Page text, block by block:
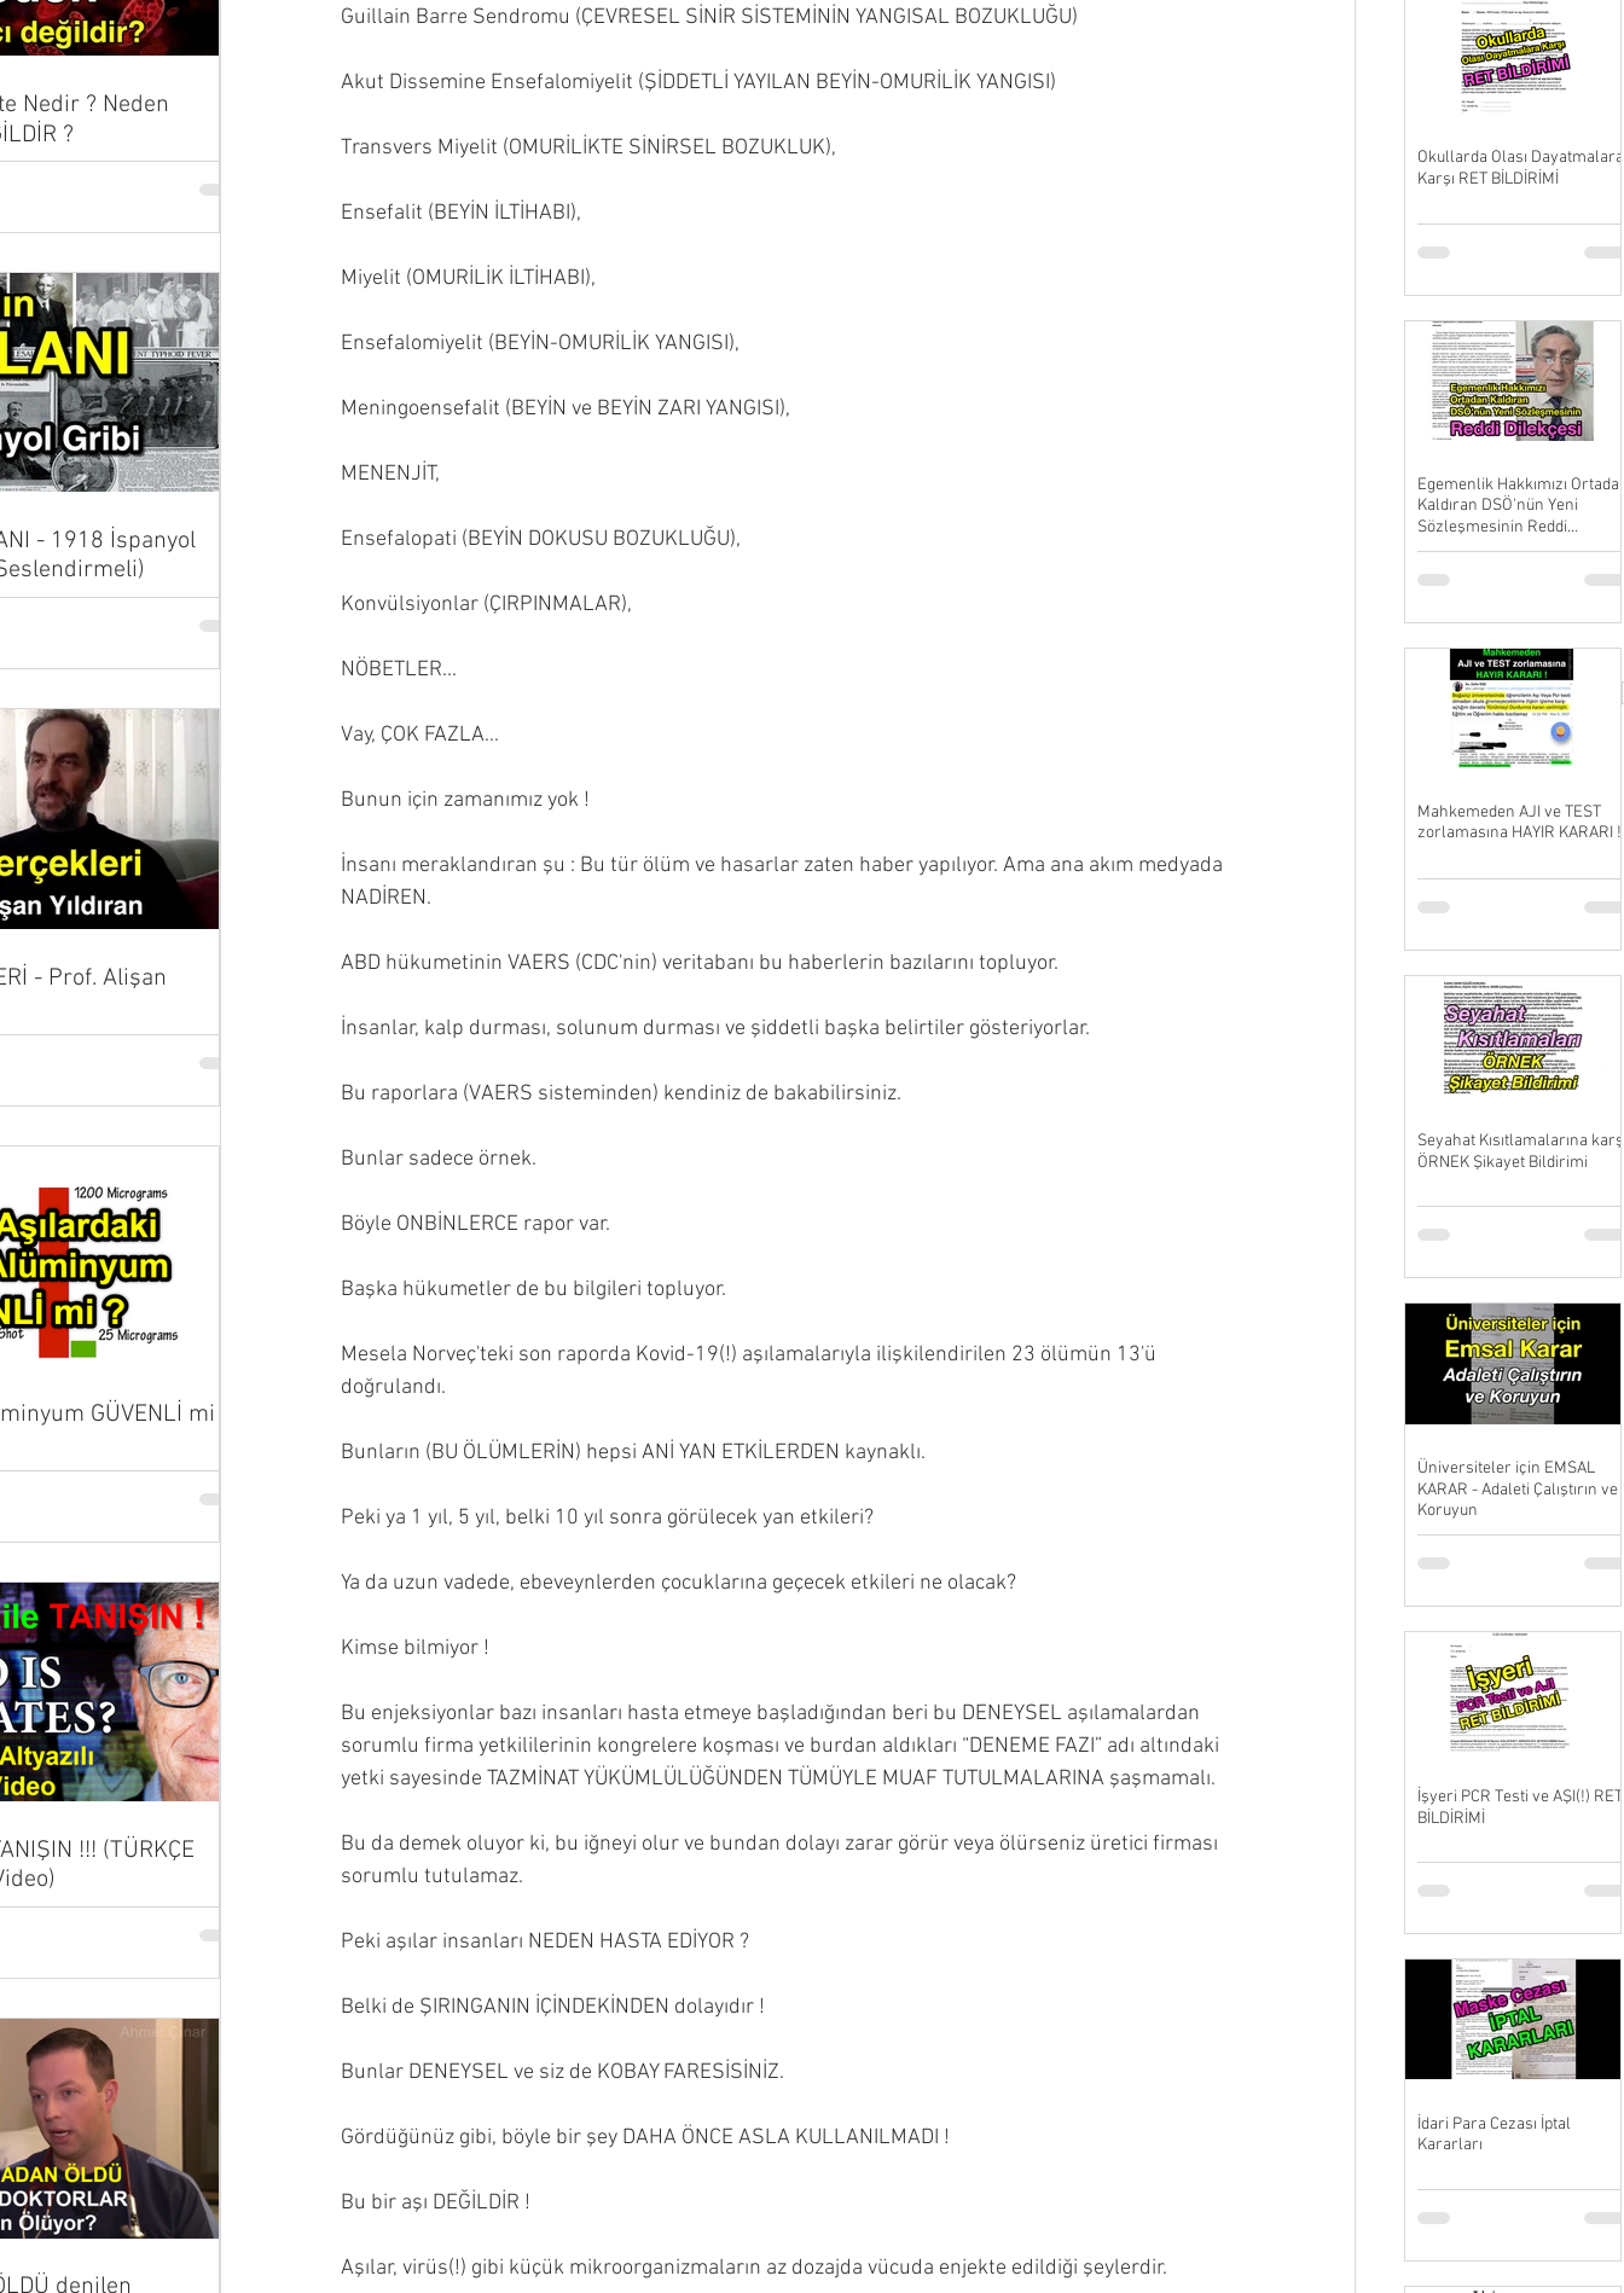
Guillain Barre Sendromu (ÇEVRESEL SİNİR SİSTEMİNİN YANGISAL BOZUKLUĞU)
Akut Dissemine Ensefalomiyelit (ŞİDDETLİ YAYILAN BEYİN-OMURİLİK YANGISI)
Transvers Miyelit (OMURİLİKTE SİNİRSEL BOZUKLUK),
Ensefalit (BEYİN İLTİHABI),
Miyelit (OMURİLİK İLTİHABI),
Ensefalomiyelit (BEYİN-OMURİLİK YANGISI),
Meningoensefalit (BEYİN ve BEYİN ZARI YANGISI),
MENENJİT,
Ensefalopati (BEYİN DOKUSU BOZUKLUĞU),
Konvülsiyonlar (ÇIRPINMALAR),
NÖBETLER...
Vay, ÇOK FAZLA...
Bunun için zamanımız yok !
İnsanı meraklandıran şu : Bu tür ölüm ve hasarlar zaten haber yapılıyor. Ama ana akım medyada
NADİREN.
ABD hükumetinin VAERS (CDC'nin) veritabanı bu haberlerin bazılarını topluyor.
İnsanlar, kalp durması, solunum durması ve şiddetli başka belirtiler gösteriyorlar.
Bu raporlara (VAERS sisteminden) kendiniz de bakabilirsiniz.
Bunlar sadece örnek.
Böyle ONBİNLERCE rapor var.
Başka hükumetler de bu bilgileri topluyor.
Mesela Norveç'teki son raporda Kovid-19(!) aşılamalarıyla ilişkilendirilen 23 ölümün 13'ü
doğrulandı.
Bunların (BU ÖLÜMLERİN) hepsi ANİ YAN ETKİLERDEN kaynaklı.
Peki ya 1 yıl, 5 yıl, belki 10 yıl sonra görülecek yan etkileri?
Ya da uzun vadede, ebeveynlerden çocuklarına geçecek etkileri ne olacak?
Kimse bilmiyor !
Bu enjeksiyonlar bazı insanları hasta etmeye başladığından beri bu DENEYSEL aşılamalardan
sorumlu firma yetkililerinin kongrelere koşması ve burdan aldıkları “DENEME FAZI” adı altındaki
yetki sayesinde TAZMİNAT YÜKÜMLÜLÜĞÜNDEN TÜMÜYLE MUAF TUTULMALARINA şaşmamalı.
Bu da demek oluyor ki, bu iğneyi olur ve bundan dolayı zarar görür veya ölürseniz üretici firması
sorumlu tutulamaz.
Peki aşılar insanları NEDEN HASTA EDİYOR ?
Belki de ŞIRINGANIN İÇİNDEKİNDEN dolayıdır !
Bunlar DENEYSEL ve siz de KOBAY FARESİSİNİZ.
Gördüğünüz gibi, böyle bir şey DAHA ÖNCE ASLA KULLANILMADI !
Bu bir aşı DEĞİLDİR !
Aşılar, virüs(!) gibi küçük mikroorganizmaların az dozajda vücuda enjekte edildiği şeylerdir.
Nedir ? Neden
?
- 1918 İspanyol
- Prof. Alişan
GÜVENLİ mi ?
!!! (TÜRKÇE
denilen
Okullarda Olası Dayatmalara
Karşı RET BİLDİRİMİ
Egemenlik Hakkımızı
Kaldıran DSÖ'nün Yeni
Sözleşmesinin Reddi
Dilekçesi
Mahkemeden AJI ve TEST
zorlamasına HAYIR KARARI !
Seyahat Kısıtlamalarına
ÖRNEK Şikayet Bildirimi
Üniversiteler için EMSAL
KARAR - Adaleti Çalıştırın ve
Koruyun
İşyeri PCR Testi ve AŞI(!) RET
BİLDİRİMİ
İdari Para Cezası İptal
Kararları